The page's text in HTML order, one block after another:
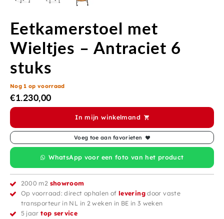
Eetkamerstoel met
Wieltjes – Antraciet 6
stuks
Nog 1 op voorraad
€1.230,00
In mijn winkelmand
Voeg toe aan favorieten
WhatsApp voor een foto van het product
2000 m2 showroom
Op voorraad: direct ophalen ofleveringdoor vaste
transporteur in NL in 2 weken in BE in 3 weken
5 jaartop service